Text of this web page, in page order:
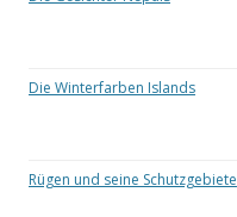
Die Winterfarben Islands
Rügen und seine Schutzgebiete